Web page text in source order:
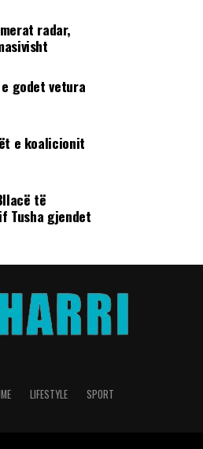
radar,
godet vetura
e koalicionit
të
Tusha gjendet
LIFESTYLE SPORT